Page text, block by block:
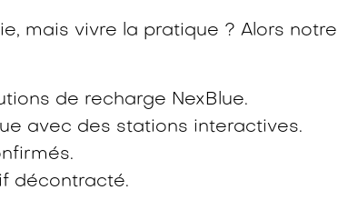
mais vivre la pratique ? Alors notre
de recharge NexBlue.
avec des stations interactives.
décontracté.